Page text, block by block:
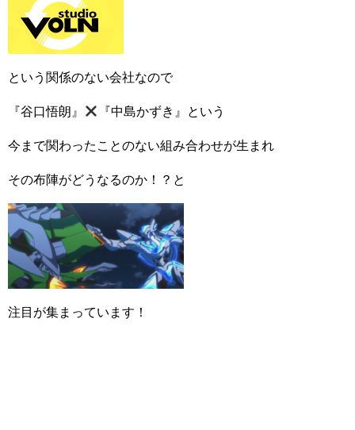
という関係のない会社なので
『谷口悟朗』 『中島かずき』という
今まで関わったことのない組み合わせが生まれ
その布陣がどうなるのか！？と
注目が集まっています！